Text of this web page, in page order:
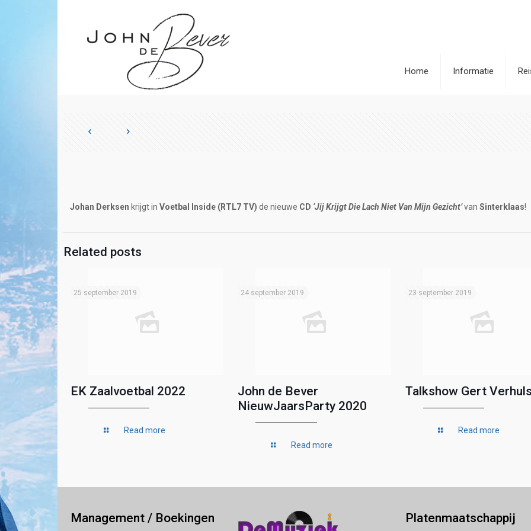
Home Informatie
Johan Derksen krijgt inVoetbal Inside (RTL7 TV) de nieuwe CD ‘Jij Krijgt Die Lach Niet Van Mijn Gezicht’vanSinterklaas!
Related posts
25 september 2019
EK Zaalvoetbal 2022
Read more
24 september 2019
John de Bever
NieuwJaarsParty 2020
Read more
23 september 2019
Talkshow Gert
Read more
Management / Boekingen Platenmaatschappij